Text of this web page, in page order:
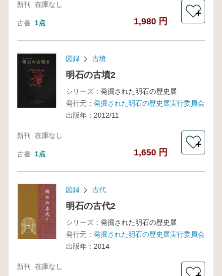
新刊 在庫なし
古書 1点 1,980 円
＋
図録 古墳
明石の古墳2
シリーズ： 発掘された明石の歴史展
発行元： 発掘された明石の歴史展実行委員会
出版年： 2012/11
新刊 在庫なし
古書 1点 1,650 円
＋
図録 古代
明石の古代2
シリーズ： 発掘された明石の歴史展
発行元： 発掘された明石の歴史展実行委員会
出版年： 2014
新刊 在庫なし